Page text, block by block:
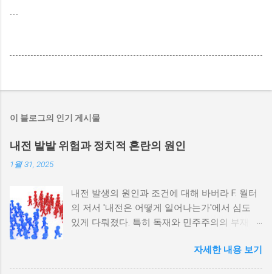
```
이 블로그의 인기 게시물
내전 발발 위험과 정치적 혼란의 원인
1월 31, 2025
내전 발생의 원인과 조건에 대해 바버라 F. 월터
의 저서 '내전은 어떻게 일어나는가'에서 심도
있게 다뤄졌다. 특히 독재와 민주주의의 부재가
정치적 파벌화와 경제·군사 체제의 불안정성이
내전의 촉매제가 된다는 사실은 우리에게 중요
자세한 내용 보기